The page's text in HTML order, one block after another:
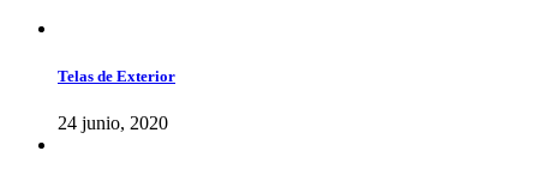
Telas de Exterior
24 junio, 2020